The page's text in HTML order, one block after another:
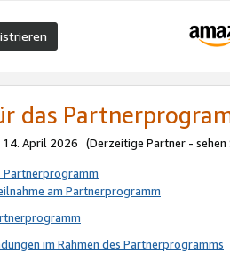
das
14. April 2026 (Derzeitige Partner - sehen
am Partnerprogramm
im Rahmen des Partnerprogramms